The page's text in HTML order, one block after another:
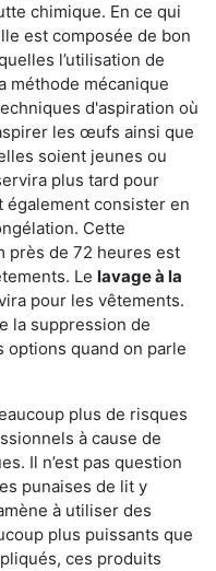
chimique. En ce qui
est composée de bon
l’utilisation de
méthode mécanique
d'aspiration où
les œufs ainsi que
soient jeunes ou
plus tard pour
également consister en
Cette
près de 72 heures est
Le lavage à la
pour les vêtements.
la suppression de
options quand on parle
plus de risques
à cause de
Il n’est pas question
punaises de lit y
à utiliser des
plus puissants que
ces produits